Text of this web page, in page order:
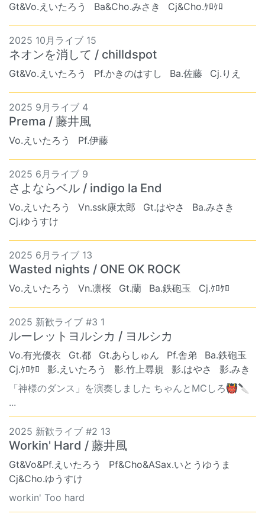
Gt&Vo.えいたろう Ba&Cho.みさき Cj&Cho.ｹﾛｹﾛ
2025 10月ライブ 15
ネオンを消して / chilldspot
Gt&Vo.えいたろう Pf.かきのはすし Ba.佐藤 Cj.りえ
2025 9月ライブ 4
Prema / 藤井風
Vo.えいたろう Pf.伊藤
2025 6月ライブ 9
さよならベル / indigo la End
Vo.えいたろう Vn.ssk康太郎 Gt.はやさ
Ba.みさき
Cj.ゆうすけ
2025 6月ライブ 13
Wasted nights / ONE OK ROCK
Vo.えいたろう Vn.凛桜 Gt.蘭 Ba.鉄砲玉 Cj.ｹﾛｹﾛ
2025 新歓ライブ #3 1
ルーレットヨルシカ / ヨルシカ
Vo.有光優衣 Gt.都 Gt.あらしゅん Pf.舎弟
Ba.鉄砲玉
Cj.ｹﾛｹﾛ
影.えいたろう 影.竹上尋規 影.はやさ
影.みき
「神様のダンス」を演奏しました ちゃんとMCしろ👹🔪
...
2025 新歓ライブ #2 13
Workin' Hard / 藤井風
Gt&Vo&Pf.えいたろう
Pf&Cho&ASax.いとうゆうま
Cj&Cho.ゆうすけ
workin' Too hard